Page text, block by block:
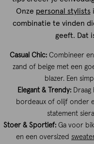
Onze personal stylists
combinatie te vinden
geeft. Dat
Casual Chic:Combineer
zand of beige met een
blazer. Een
Elegant & Trendy:Draag
bordeaux of olijf onder
statement
Stoer & Sportief:Ga voor
en een oversized